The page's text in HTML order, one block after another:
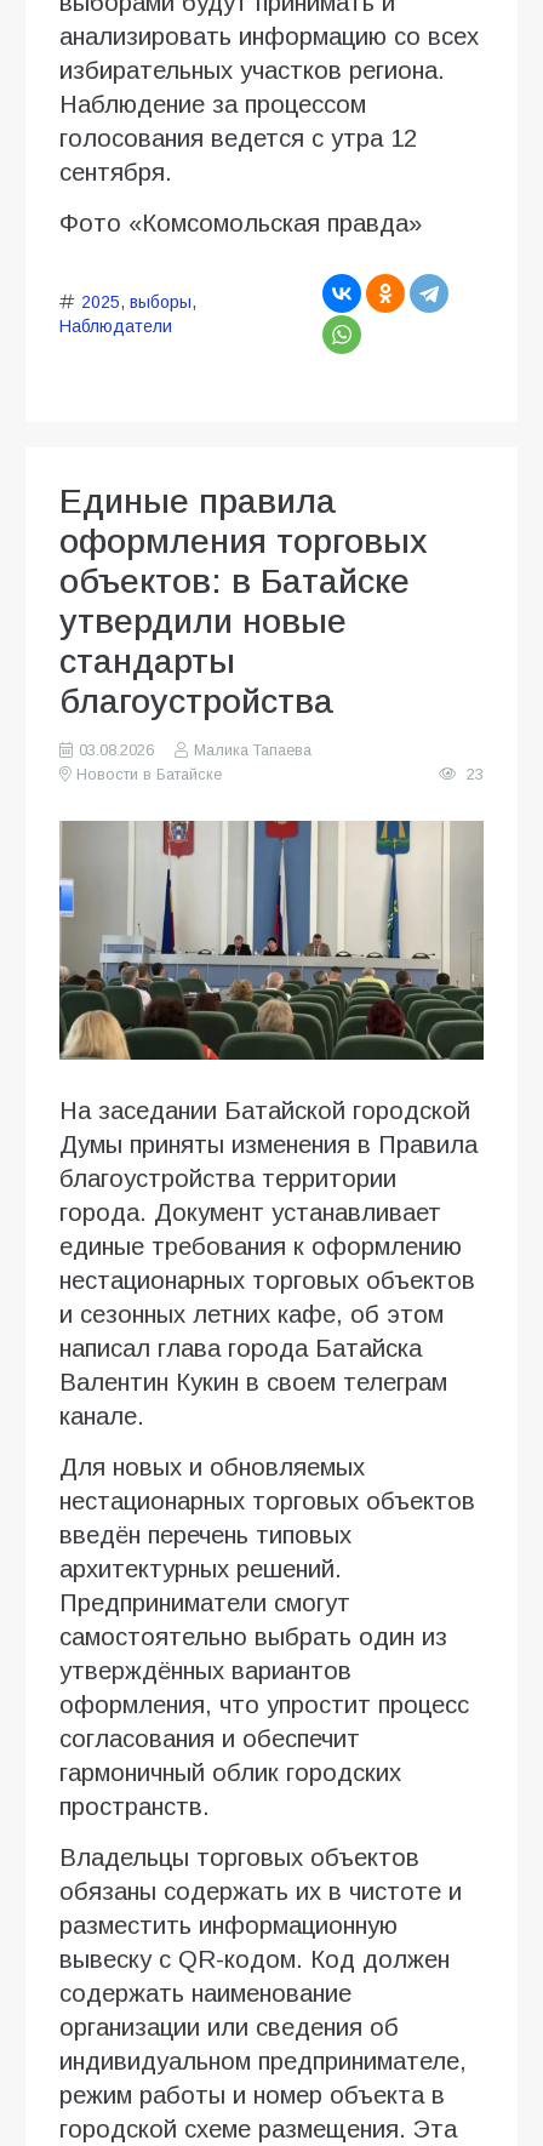
анализировать информацию со всех
избирательных участков региона.
Наблюдение за процессом
голосования ведется с утра 12
сентября.
Фото «Комсомольская правда»
2025, выборы,
Наблюдатели
Единые правила
оформления торговых
объектов: в Батайске
утвердили новые
стандарты
благоустройства
03.08.2026
Малика Тапаева
Новости в Батайске
23
На заседании Батайской городской
Думы приняты изменения в Правила
благоустройства территории
города. Документ устанавливает
единые требования к оформлению
нестационарных торговых объектов
и сезонных летних кафе, об этом
написал глава города Батайска
Валентин Кукин в своем телеграм
канале.
Для новых и обновляемых
нестационарных торговых объектов
введён перечень типовых
архитектурных решений.
Предприниматели смогут
самостоятельно выбрать один из
утверждённых вариантов
оформления, что упростит процесс
согласования и обеспечит
гармоничный облик городских
пространств.
Владельцы торговых объектов
обязаны содержать их в чистоте и
разместить информационную
вывеску с QR-кодом. Код должен
содержать наименование
организации или сведения об
индивидуальном предпринимателе,
режим работы и номер объекта в
городской схеме размещения. Эта